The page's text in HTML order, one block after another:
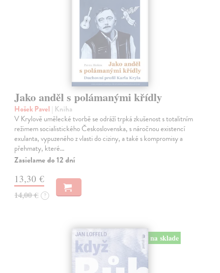
Jako anděl s polámanými křídly
Hošek Pavel | Kniha
V Krylově umělecké tvorbě se odráží trpká zkušenost s totalitním
režimem socialistického Československa, s náročnou existencí
exulanta, vypuzeného z vlasti do ciziny, a také s kompromisy a
přehmaty, které…
Zasielame do 12 dní
13,30 €
14,00 € ?
na sklade